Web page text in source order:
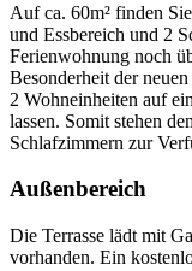
Auf ca. 60m² finden
und Essbereich und 2
Ferienwohnung noch
Besonderheit der
2 Wohneinheiten auf
lassen. Somit stehen
Schlafzimmern zur
Außenbereich
Die Terrasse lädt mit
vorhanden. Ein